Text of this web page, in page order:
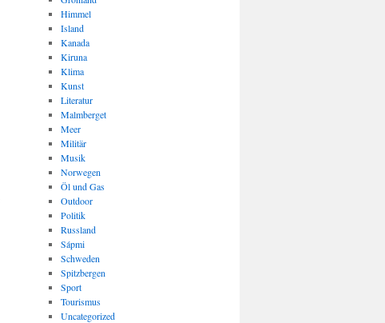
Himmel
Island
Kanada
Kiruna
Klima
Kunst
Literatur
Malmberget
Meer
Militär
Musik
Norwegen
Öl und Gas
Outdoor
Politik
Russland
Sápmi
Schweden
Spitzbergen
Sport
Tourismus
Uncategorized